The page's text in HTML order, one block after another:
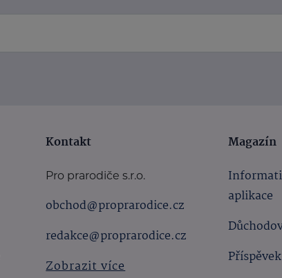
Kontakt
Pro prarodiče s.r.o.
obchod@proprarodice.cz
redakce@proprarodice.cz
Zobrazit více
Magazín
aplikace